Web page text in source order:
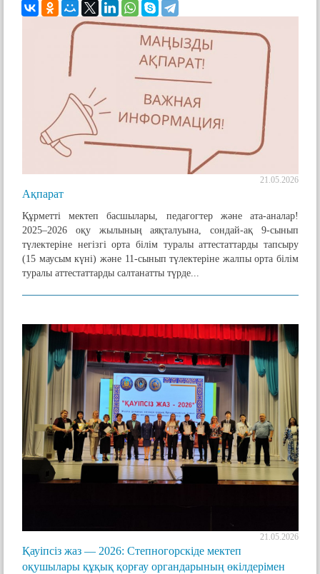
21.05.2026
Ақпарат
Құрметті мектеп басшылары, педагогтер және ата-аналар!
2025–2026 оқу жылының аяқталуына, сондай-ақ 9-сынып
түлектеріне негізгі орта білім туралы аттестаттарды тапсыру
(15 маусым күні) және 11-сынып түлектеріне жалпы орта білім
туралы аттестаттарды салтанатты түрде...
21.05.2026
Қауіпсіз жаз — 2026: Степногорскіде мектеп
оқушылары құқық қорғау органдарының өкілдерімен